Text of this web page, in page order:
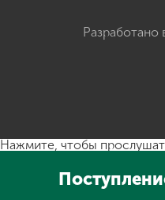
Разработано
Нажмите, чтобы